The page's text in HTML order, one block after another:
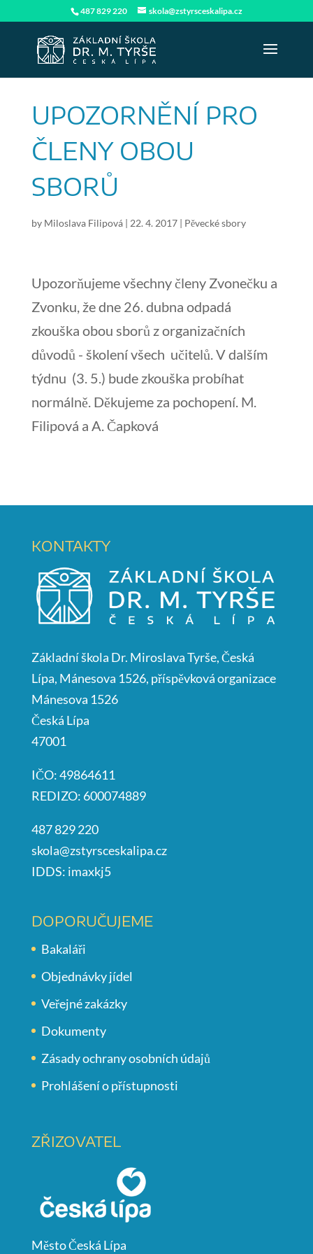
487 829 220 skola@zstyrsceskalipa.cz
UPOZORNĚNÍ PRO
ČLENY OBOU
SBORŮ
by Miloslava Filipová| 22. 4. 2017| Pěvecké sbory
Upozorňujeme všechny členy Zvonečku a
Zvonku, že dne 26. dubna odpadá
zkouška obou sborů z organizačních
důvodů - školení všech učitelů. V dalším
týdnu (3. 5.) bude zkouška probíhat
normálně. Děkujeme za pochopení. M.
Filipová a A. Čapková
KONTAKTY
Základní škola Dr. Miroslava Tyrše, Česká
Lípa, Mánesova 1526, příspěvková organizace
Mánesova 1526
Česká Lípa
47001
IČO: 49864611
REDIZO: 600074889
487 829 220
skola@zstyrsceskalipa.cz
IDDS: imaxkj5
DOPORUČUJEME
Bakaláři
Objednávky jídel
Veřejné zakázky
Dokumenty
Zásady ochrany osobních údajů
Prohlášení o přístupnosti
ZŘIZOVATEL
Město Česká Lípa